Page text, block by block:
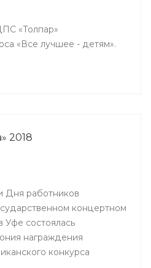
«Толпар»
«Все лучшее - детям».
2018
Дня работников
концертном
Уфе состоялась
награждения
конкурса